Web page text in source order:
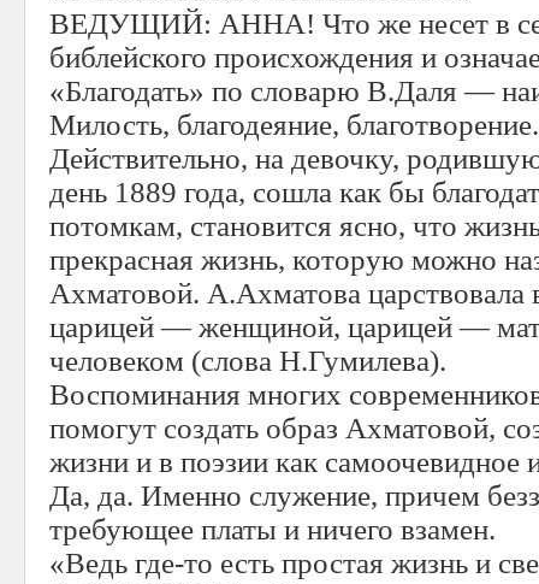
ВЕДУЩИЙ: АННА! Что же несет в
библейского происхождения и
«Благодать» по словарю В.Даля —
Милость, благодеяние, благотворение.
Действительно, на девочку,
день 1889 года, сошла как бы
потомкам, становится ясно, что
прекрасная жизнь, которую можно
Ахматовой. А.Ахматова царствовала
царицей — женщиной, царицей —
человеком (слова Н.Гумилева).
Воспоминания многих
помогут создать образ Ахматовой,
жизни и в поэзии как самоочевидное
Да, да. Именно служение, причем
требующее платы и ничего взамен.
«Ведь где-то есть простая жизнь и